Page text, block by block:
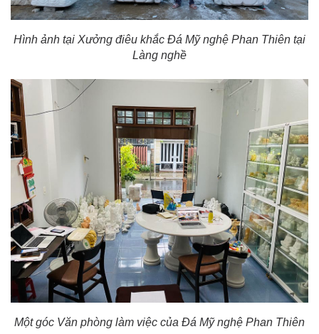
Hình ảnh tại Xưởng điêu khắc Đá Mỹ nghệ Phan Thiên tại
Làng nghề
Một góc Văn phòng làm việc của Đá Mỹ nghệ Phan Thiên